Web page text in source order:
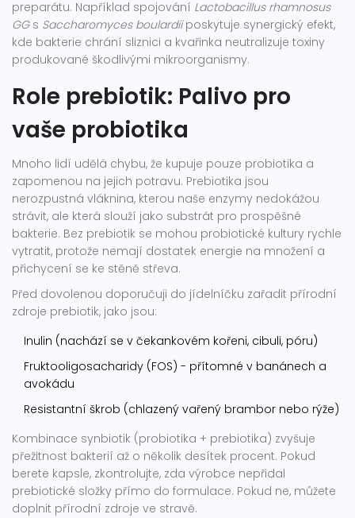
preparátu. Například spojování Lactobacillus rhamnosus
GGs Saccharomyces boulardiiposkytuje synergický efekt,
kde bakterie chrání sliznici a kvařinka neutralizuje toxiny
produkované škodlivými mikroorganismy.
Role prebiotik: Palivo pro
vaše probiotika
Mnoho lidí udělá chybu, že kupuje pouze probiotika a
zapomenou na jejich potravu. Prebiotika jsou
nerozpustná vláknina, kterou naše enzymy nedokážou
strávit, ale která slouží jako substrát pro prospěšné
bakterie. Bez prebiotik se mohou probiotické kultury rychle
vytratit, protože nemají dostatek energie na množení a
přichycení se ke stěně střeva.
Před dovolenou doporučuji do jídelníčku zařadit přírodní
zdroje prebiotik, jako jsou:
Inulin (nachází se v čekankovém kořeni, cibuli, póru)
Fruktooligosacharidy (FOS) - přítomné v banánech a
avokádu
Resistantní škrob (chlazený vařený brambor nebo rýže)
Kombinace synbiotik (probiotika + prebiotika) zvyšuje
přežitnost bakterií až o několik desítek procent. Pokud
berete kapsle, zkontrolujte, zda výrobce nepřidal
prebiotické složky přímo do formulace. Pokud ne, můžete
doplnit přírodní zdroje ve stravě.